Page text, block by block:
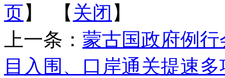
页】 【 关闭 】
上一条： 蒙古国政府例
目入围、口岸通关提速